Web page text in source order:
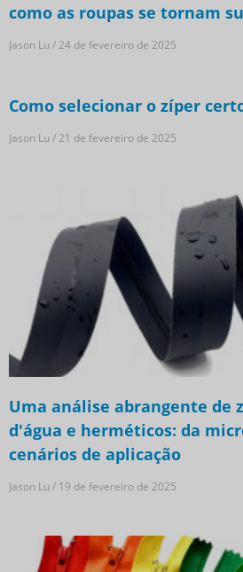
como as roupas se tornam
Jason Lu 24 de fevereiro de 2025
Como selecionar o zíper
Jason Lu 21 de fevereiro de 2025
Uma análise abrangente de
d'água e herméticos: da
cenários de aplicação
Jason Lu 19 de fevereiro de 2025